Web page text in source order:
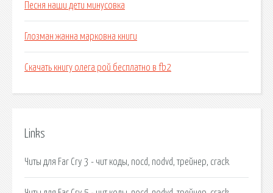
Песня наши дети минусовка
Глозман жанна марковна книги
Скачать книгу олега рой бесплатно в fb2
Links
Читы для Far Cry 3 - чит коды, nocd, nodvd, трейнер, crack.